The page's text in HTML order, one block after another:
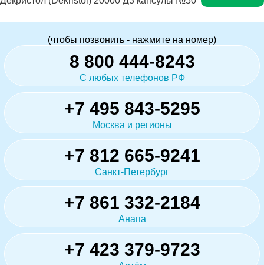
(чтобы позвонить - нажмите на номер)
8 800 444-8243
С любых телефонов РФ
+7 495 843-5295
Москва и регионы
+7 812 665-9241
Санкт-Петербург
+7 861 332-2184
Анапа
+7 423 379-9723